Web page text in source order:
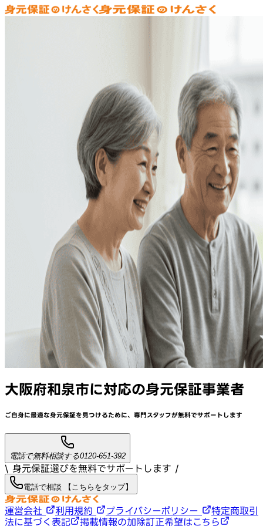
大阪府和泉市に対応の身元保証事業者
ご自身に最適な身元保証を見つけるために、 専門スタッフが無料でサポートします
電話で無料相談する0120-651-392
\ 身元保証選びを無料でサポートします /
電話で相談 【こちらをタップ】
運営会社 利用規約 プライバシーポリシー
特定商取引
法に基づく表記
掲載情報の加除訂正希望はこちら